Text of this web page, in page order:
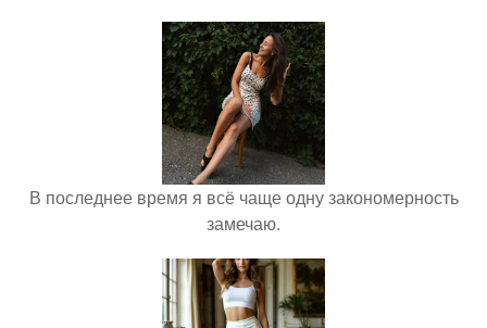
В последнее время я всё чаще одну закономерность
замечаю.